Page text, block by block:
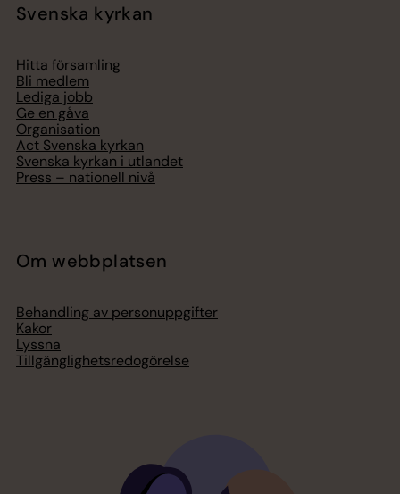
Svenska kyrkan
Hitta församling
Bli medlem
Lediga jobb
Ge en gåva
Organisation
Act Svenska kyrkan
Svenska kyrkan i utlandet
Press – nationell nivå
Om webbplatsen
Behandling av personuppgifter
Kakor
Lyssna
Tillgänglighetsredogörelse